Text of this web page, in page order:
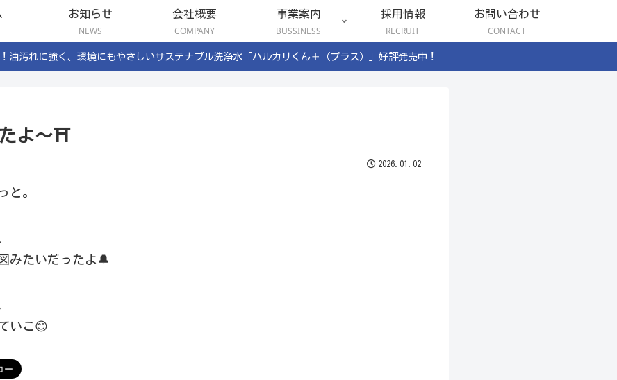
お知らせ
NEWS
会社概要
COMPANY
事業案内
BUSSINESS
採用情報
RECRUIT
お問い合わせ
CONTACT
油汚れに強く、環境にもやさしいサステナブル洗浄水「ハルカリくん＋（プラス）」好評発売中！
よ〜⛩️
2026.01.02
と。
みたいだったよ🔔
いこ😊